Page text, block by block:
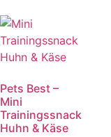
Pets Best –
Mini
Trainingssnack
Huhn & Käse